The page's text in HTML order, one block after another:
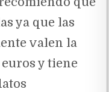
ya que las
valen la
y tiene